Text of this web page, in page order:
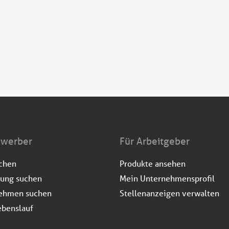
suchen
suchen
Für Arbeitgeber
Produkte ansehen
Mein Unternehmensprofil
Stellenanzeigen verwalten